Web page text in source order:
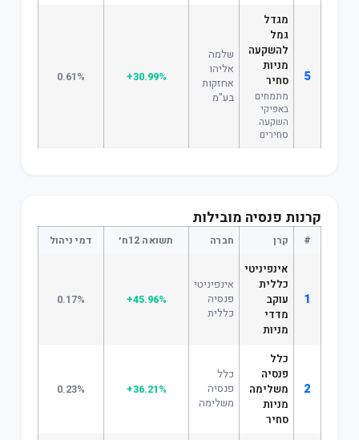
5
מגדל
גמל
להשקעה
מניות
סחיר
מתמחים
באפיקי
השקעה
סחירים
שלמה
אליהו
אחזקות
בע"מ
+30.99%
0.61%
קרנות פנסיה מובילות
# קרן חברה תשואה 12ח׳ דמי ניהול
1
אינפיניטי
כללית
עוקב
מדדי
מניות
אינפיניטי
פנסיה
כללית
+45.96%
0.17%
2
כלל
פנסיה
משלימה
מניות
סחיר
כלל
פנסיה
משלימה
+36.21%
0.23%